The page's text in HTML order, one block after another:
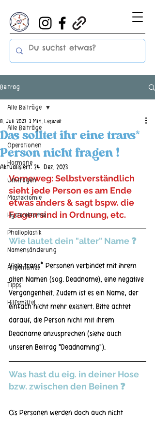
Beitrag
Alle Beiträge
Operationen
Hormone
Umfragen
Mastektomie
Hysterektomie
Phalloplastik
Namensänderung
Allgemeines
Tipps
Hilfsmittel
Alle Beiträge
Das solltet ihr eine trans*
Person nicht fragen ❗
8. Juli 2023 2 Min. Lesezeit
Aktualisiert:24. Dez. 2023
Vorneweg: Selbstverständlich
sieht jede Person es am Ende
etwas anders & sagt bspw. die
Fragen sind in Ordnung, etc.
Wie lautet dein "alter" Name ❓
Viele trans* Personen verbindet mit ihrem
alten Namen (sog. Deadname), eine negative
Vergangenheit. Zudem ist es ein Name, der
einfach nicht mehr existiert. Bitte achtet
darauf, die Person nicht mit ihrem
Deadname anzusprechen (siehe auch
unseren Beitrag "Deadnaming").
Was hast du eig. in deiner Hose
bzw. zwischen den Beinen ❓
Cis Personen werden doch auch nicht